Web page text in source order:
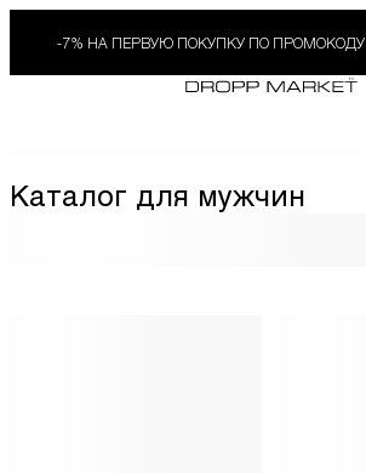
-7% НА ПЕРВУЮ ПОКУПКУ ПО ПРОМОКОДУ
Каталог для мужчин